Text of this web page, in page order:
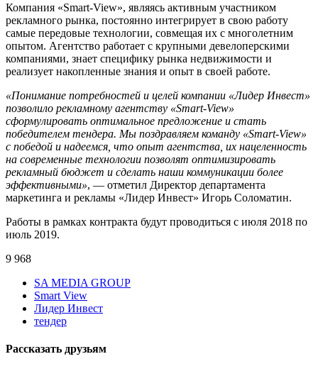
Компания «Smart-View», являясь активным участником
рекламного рынка, постоянно интегрирует в свою работу
самые передовые технологии, совмещая их с многолетним
опытом. Агентство работает с крупными девелоперскими
компаниями, знает специфику рынка недвижимости и
реализует накопленные знания и опыт в своей работе.
«Понимание потребностей и целей компании «Лидер Инвест»
позволило рекламному агентству «Smart-View»
сформулировать оптимальное предложение и стать
победителем тендера. Мы поздравляем команду «Smart-View»
с победой и надеемся, что опыт агентства, их нацеленность
на современные технологии позволят оптимизировать
рекламный бюджет и сделать наши коммуникации более
эффективными», — отметил Директор департамента
маркетинга и рекламы «Лидер Инвест» Игорь Соломатин.
Работы в рамках контракта будут проводиться с июля 2018 по
июль 2019.
9 968
SA MEDIA GROUP
Smart View
Лидер Инвест
тендер
Рассказать друзьям